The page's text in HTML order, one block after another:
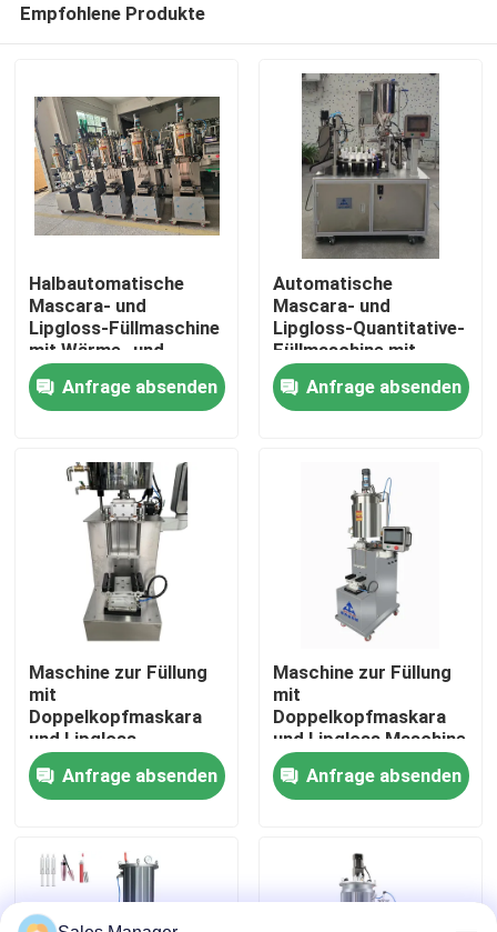
Startseite
Produkte
Über uns
Fabrik Tour
Qualitätskontrolle
Referenzen
Lippenstift-Produktionslinie
Automatische Lipgloss-Füllmaschine
Mascarafüllmaschine
Empfohlene Produkte
Halbautomatische
Mascara- und
Lipgloss-Füllmaschine
mit Wärme- und
Mischfunktion
Anfrage absenden
Automatische
Mascara- und
Lipgloss-Quantitative-
Füllmaschine mit
verstellbarer
Vibrationsplatte
Anfrage absenden
Maschine zur Füllung
mit
Doppelkopfmaskara
und Lipgloss
Anfrage absenden
Maschine zur Füllung
mit
Doppelkopfmaskara
und Lipgloss Maschine
zur vertikalen Füllung
Maschine zur
quantitativen Heizung
Anfrage absenden